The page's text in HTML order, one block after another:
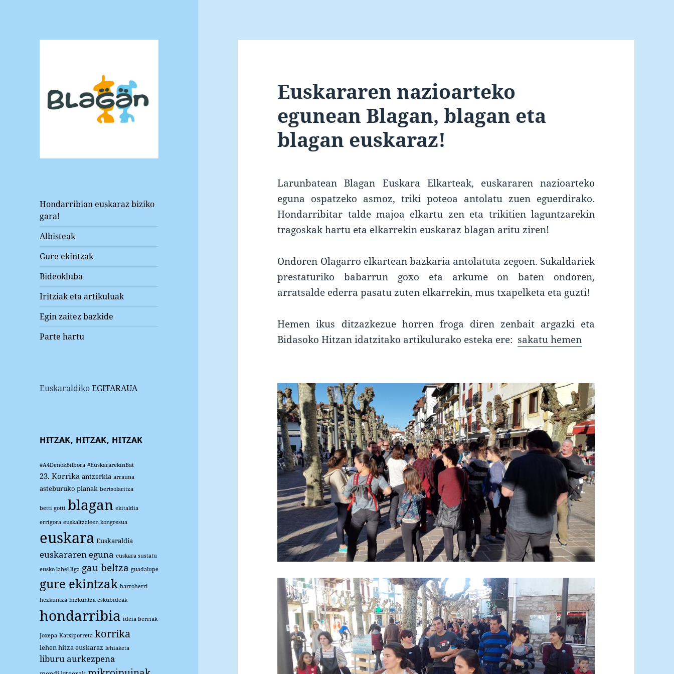
Hondarribian euskaraz biziko
gara!
Albisteak
Gure ekintzak
Bideokluba
Iritziak eta artikuluak
Egin zaitez bazkide
Parte hartu
EuskaraldikoEGITARAUA
HITZAK, HITZAK, HITZAK
#A4DenokBilbora #EuskararekinBat
23. Korrika antzerkia arrauna
asteburuko planak bertsolaritza
betti gotti blagan ekitaldia
errigora euskaltzaleen kongresua
euskara Euskaraldia
euskararen eguna euskara sustatu
eusko label liga gau beltza guadalupe
gure ekintzak harroherri
hezkuntza hizkuntza eskubideak
hondarribia ideia berriak
Joxepa Katxiporreta korrika
lehen hitza euskaraz lehiaketa
liburu aurkezpena
Euskararen nazioarteko
egunean Blagan, blagan eta
blagan euskaraz!
Larunbatean Blagan Euskara Elkarteak, euskararen nazioarteko
eguna ospatzeko asmoz, triki poteoa antolatu zuen eguerdirako.
Hondarribitar talde majoa elkartu zen eta trikitien laguntzarekin
tragoskak hartu eta elkarrekin euskaraz blagan aritu ziren!
Ondoren Olagarro elkartean bazkaria antolatuta zegoen. Sukaldariek
prestaturiko babarrun goxo eta arkume on baten ondoren,
arratsalde ederra pasatu zuten elkarrekin, mus txapelketa eta guzti!
Hemen ikus ditzazkezue horren froga diren zenbait argazki eta
Bidasoko Hitzan idatzitako artikulurako esteka ere: sakatu hemen